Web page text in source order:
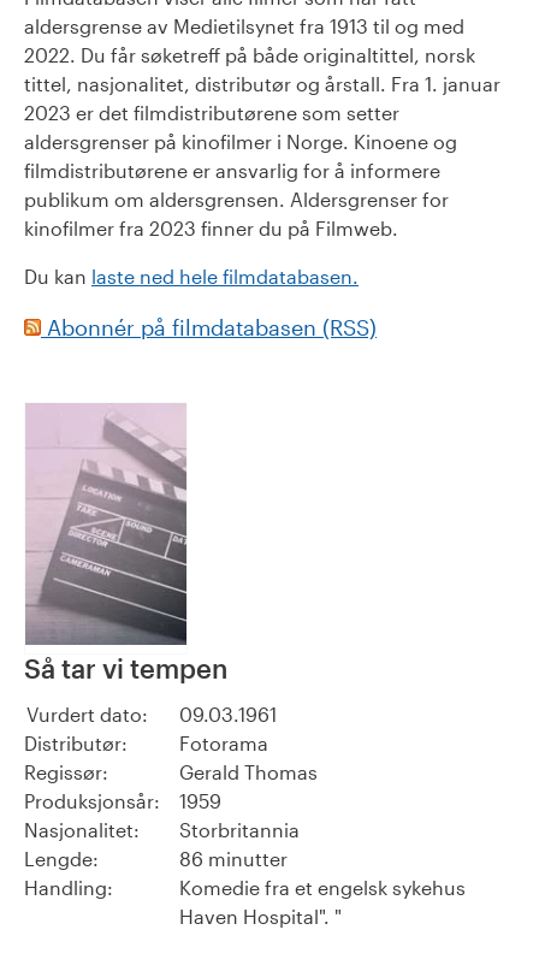
aldersgrense av Medietilsynet fra 1913 til og med
2022. Du får søketreff på både originaltittel, norsk
tittel, nasjonalitet, distributør og årstall. Fra 1. januar
2023 er det filmdistributørene som setter
aldersgrenser på kinofilmer i Norge. Kinoene og
filmdistributørene er ansvarlig for å informere
publikum om aldersgrensen. Aldersgrenser for
kinofilmer fra 2023 finner du på Filmweb.
Du kan laste ned hele filmdatabasen.
Abonnér på filmdatabasen (RSS)
Så tar vi tempen
Vurdert dato:
09.03.1961
Distributør:
Fotorama
Regissør:
Gerald Thomas
Produksjonsår:
1959
Nasjonalitet:
Storbritannia
Lengde:
86 minutter
Handling:
Komedie fra et engelsk sykehus
Haven Hospital". "